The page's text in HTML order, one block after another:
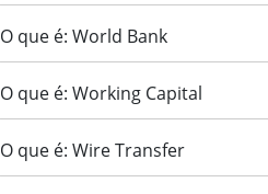
O que é: World Bank
O que é: Working Capital
O que é: Wire Transfer